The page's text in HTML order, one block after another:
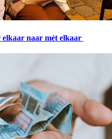
naar mét elkaar